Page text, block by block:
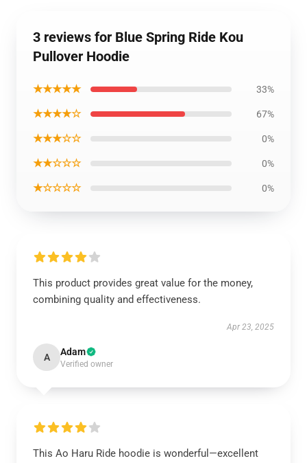
3 reviews for Blue Spring Ride Kou
Pullover Hoodie
★★★★★ 33%
★★★★☆ 67%
★★★☆☆ 0%
★★☆☆☆ 0%
★☆☆☆☆ 0%
This product provides great value for the money,
combining quality and effectiveness.
Apr 23, 2025
A Adam
Verified owner
This Ao Haru Ride hoodie is wonderful—excellent